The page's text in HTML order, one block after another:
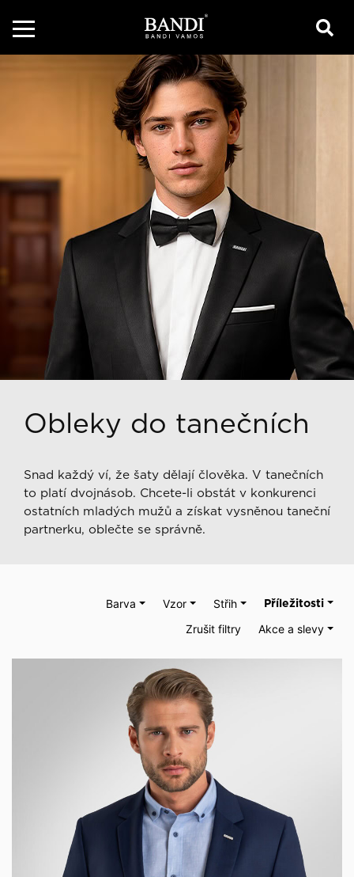
Obleky do tanečních
Snad každý ví, že šaty dělají člověka. V tanečních
to platí dvojnásob. Chcete-li obstát v konkurenci
ostatních mladých mužů a získat vysněnou taneční
partnerku, oblečte se správně.
Příležitosti
Střih
Vzor
Barva
Akce a slevy
Zrušit filtry